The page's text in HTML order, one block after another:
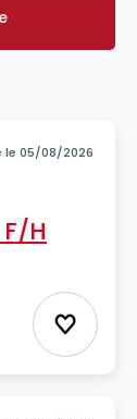
recherche
le 05/08/2026
H
Ajouter